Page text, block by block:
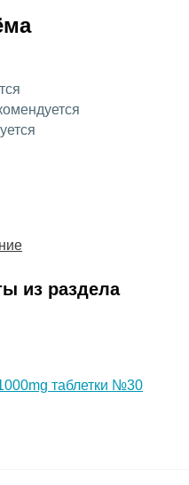
из раздела
таблетки №30